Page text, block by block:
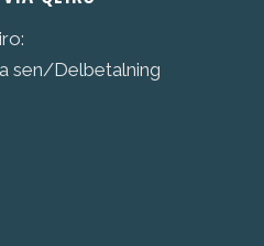
sen/Delbetalning